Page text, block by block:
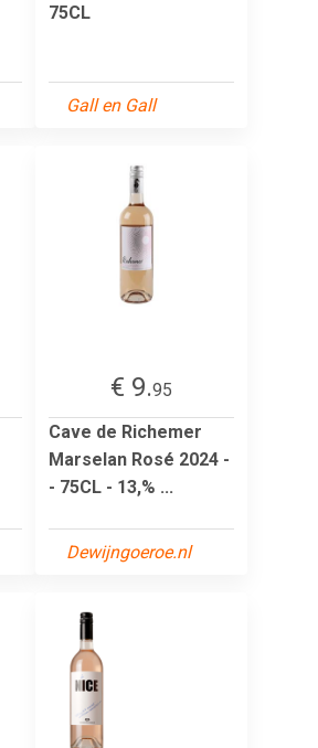
75CL
Gall en Gall
€ 9.95
Cave de Richemer
Marselan Rosé 2024 -
- 75CL - 13,% ...
Dewijngoeroe.nl